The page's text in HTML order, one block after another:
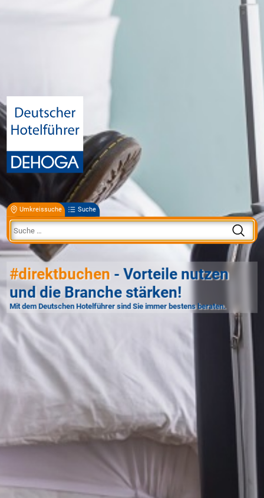
Umkreissuche Suche
#direktbuchen - Vorteile nutzen
und die Branche stärken!
Mit dem Deutschen Hotelführer sind Sie immer bestens beraten.